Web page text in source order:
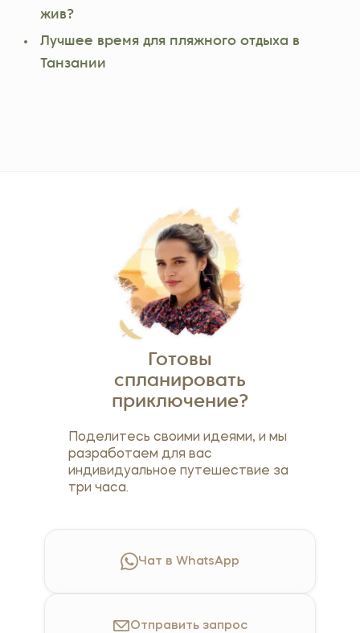
жив?
Лучшее время для пляжного отдыха в
Танзании
Готовы
спланировать
приключение?
Поделитесь своими идеями, и мы
разработаем для вас
индивидуальное путешествие за
три часа.
Чат в WhatsApp
Отправить запрос